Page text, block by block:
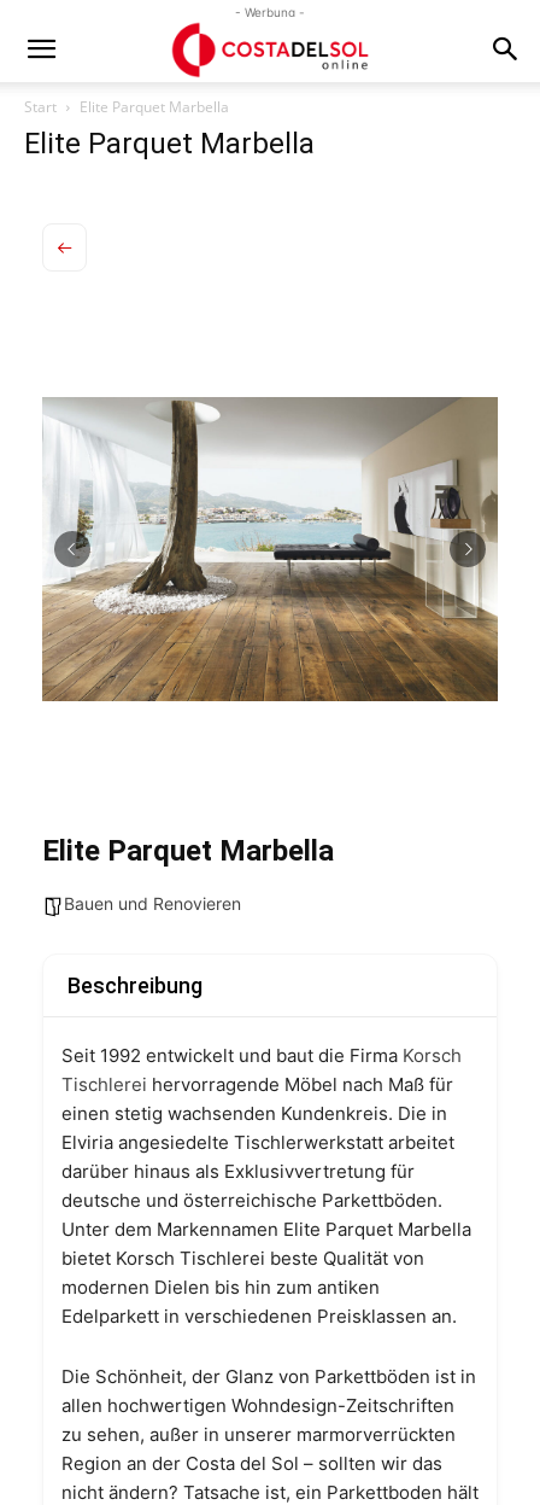
- Werbung -
Start Elite Parquet Marbella
Elite Parquet Marbella
Elite Parquet Marbella
Bauen und Renovieren
Beschreibung
Seit 1992 entwickelt und baut die Firma Korsch
Tischlerei hervorragende Möbel nach Maß für
einen stetig wachsenden Kundenkreis. Die in
Elviria angesiedelte Tischlerwerkstatt arbeitet
darüber hinaus als Exklusivvertretung für
deutsche und österreichische Parkettböden.
Unter dem Markennamen Elite Parquet Marbella
bietet Korsch Tischlerei beste Qualität von
modernen Dielen bis hin zum antiken
Edelparkett in verschiedenen Preisklassen an.
Die Schönheit, der Glanz von Parkettböden ist in
allen hochwertigen Wohndesign-Zeitschriften
zu sehen, außer in unserer marmorverrückten
Region an der Costa del Sol – sollten wir das
nicht ändern? Tatsache ist, ein Parkettboden hält